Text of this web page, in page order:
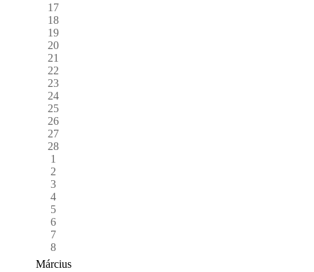
17
18
19
20
21
22
23
24
25
26
27
28
1
2
3
4
5
6
7
8
Március